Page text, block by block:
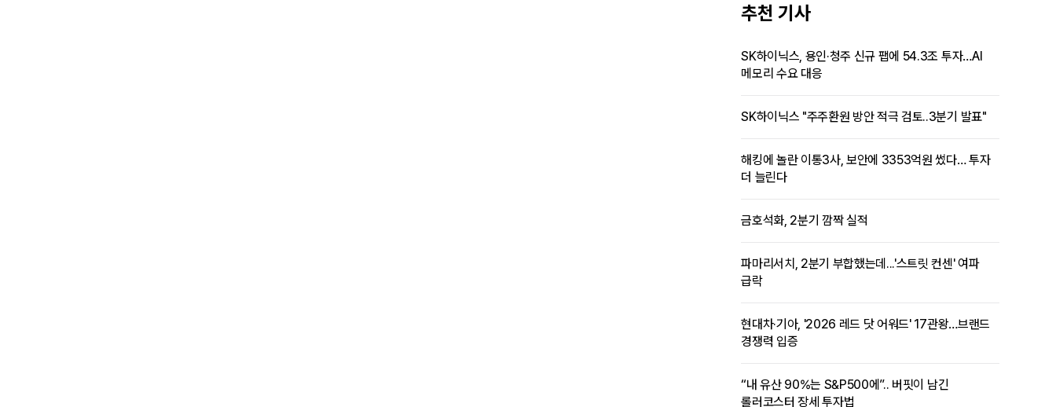
추천 기사
SK하이닉스, 용인·청주 신규 팹에 54.3조 투자…AI
메모리 수요 대응
SK하이닉스 "주주환원 방안 적극 검토..3분기 발표"
해킹에 놀란 이통3사, 보안에 3353억원 썼다… 투자
더 늘린다
금호석화, 2분기 깜짝 실적
파마리서치, 2분기 부합했는데...'스트릿 컨센' 여파
급락
현대차·기아, '2026 레드 닷 어워드' 17관왕…브랜드
경쟁력 입증
“내 유산 90%는 S&P500에”.. 버핏이 남긴
롤러코스터 장세 투자법